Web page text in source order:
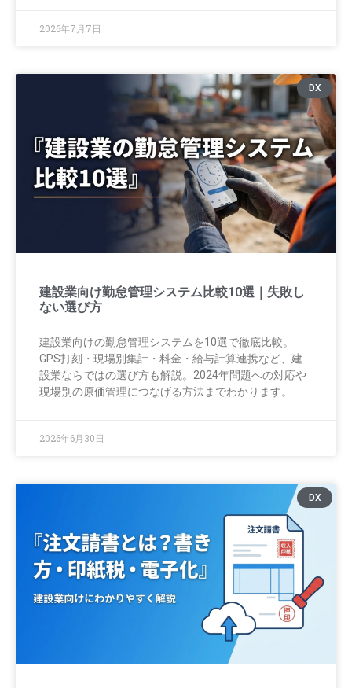
2026年7月7日
DX
建設業向け勤怠管理システム比較10選｜失敗し
ない選び方
建設業向けの勤怠管理システムを10選で徹底比較。
GPS打刻・現場別集計・料金・給与計算連携など、建
設業ならではの選び方も解説。2024年問題への対応や
現場別の原価管理につなげる方法までわかります。
2026年6月30日
DX